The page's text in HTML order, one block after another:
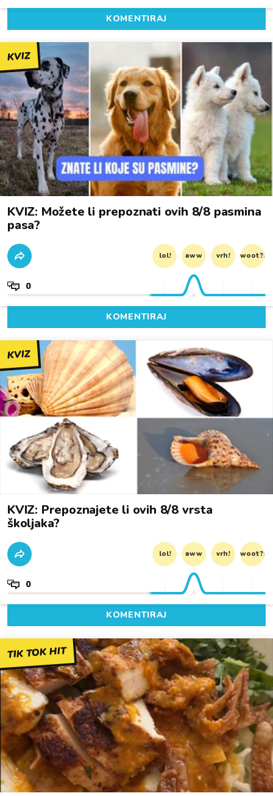
KOMENTIRAJ
KVIZ
KVIZ: Možete li prepoznati ovih 8/8 pasmina
pasa?
lol! aww vrh! woot?!
0
KOMENTIRAJ
KVIZ
KVIZ: Prepoznajete li ovih 8/8 vrsta
školjaka?
lol! aww vrh! woot?!
0
KOMENTIRAJ
TIK TOK HIT